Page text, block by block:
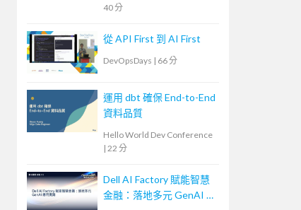
40 分
從 API First 到 AI First
DevOpsDays | 66 分
運用 dbt 確保 End-to-End
資料品質
Hello World Dev Conference
| 22 分
Dell AI Factory 賦能智慧
金融：落地多元 GenAI 應